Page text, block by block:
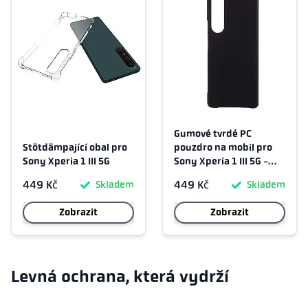
Stötdämpající obal pro
Sony Xperia 1 III 5G
449 Kč Skladem
Zobrazit
Gumové tvrdé PC
pouzdro na mobil pro
Sony Xperia 1 III 5G -
449 Kč Skladem
Zobrazit
Levná ochrana, která vydrží